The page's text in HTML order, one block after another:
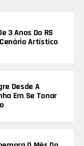
3 Anos Do RS
Artístico
Desde A
Em Se Tonar